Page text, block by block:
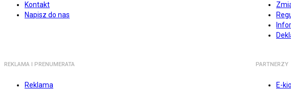
Kontakt
Napisz do nas
REKLAMA I PRENUMERATA
Reklama
PARTNERZY
E-